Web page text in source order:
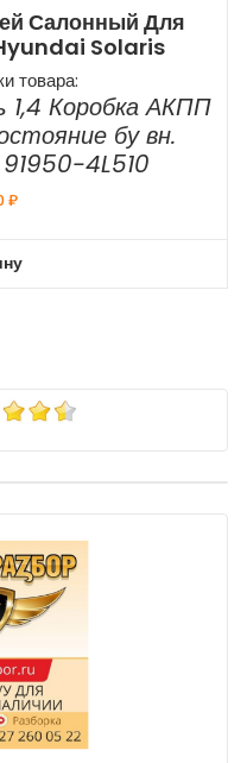
Салонный Для
Solaris
товара:
1,4 Коробка АКПП
бу вн.
4L510
₽